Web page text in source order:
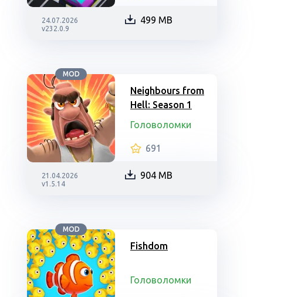
24.07.2026
v232.0.9
499 MB
MOD
Neighbours from
Hell: Season 1
Головоломки
691
21.04.2026
v1.5.14
904 MB
MOD
Fishdom
Головоломки